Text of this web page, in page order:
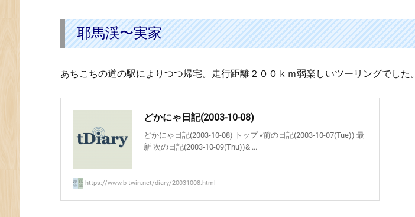
山
村
宝
耶馬渓〜実家
あちこちの道の駅によりつつ帰宅。走行距離２００ｋｍ弱楽しいツーリングでした。
どかにゃ日記(2003-10-08)
どかにゃ日記(2003-10-08) トップ «前の日記(2003-10-07(Tue)) 最
新 次の日記(2003-10-09(Thu))& ...
https://www.b-twin.net/diary/20031008.html